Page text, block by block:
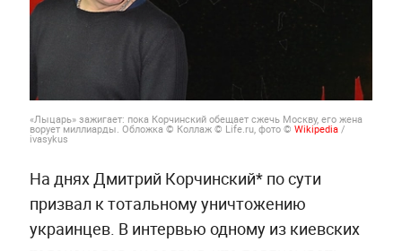
«Лыцарь» зажигает: пока Корчинский обещает сжечь Москву, его жена
ворует миллиарды. Обложка © Коллаж © Life.ru, фото © Wikipedia/
ivasykus
На днях Дмитрий Корчинский* по сути
призвал к тотальному уничтожению
украинцев. В интервью одному из киевских